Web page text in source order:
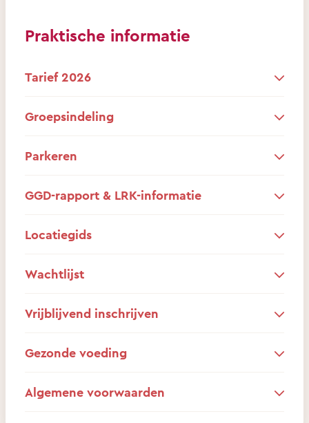
Praktische informatie
Tarief 2026
Groepsindeling
Parkeren
GGD-rapport & LRK-informatie
Locatiegids
Wachtlijst
Vrijblijvend inschrijven
Gezonde voeding
Algemene voorwaarden